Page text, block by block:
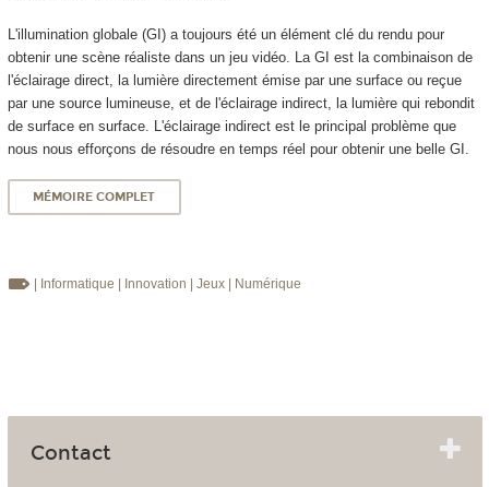
L'illumination globale (GI) a toujours été un élément clé du rendu pour
obtenir une scène réaliste dans un jeu vidéo. La GI est la combinaison de
l'éclairage direct, la lumière directement émise par une surface ou reçue
par une source lumineuse, et de l'éclairage indirect, la lumière qui rebondit
de surface en surface. L'éclairage indirect est le principal problème que
nous nous efforçons de résoudre en temps réel pour obtenir une belle GI.
MÉMOIRE COMPLET
| Informatique | Innovation | Jeux | Numérique
Contact